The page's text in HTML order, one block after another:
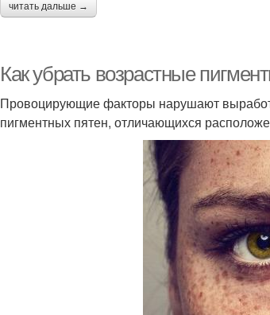
читать дальше →
Как убрать возрастные
Провоцирующие факторы нарушают
пигментных пятен, отличающихся